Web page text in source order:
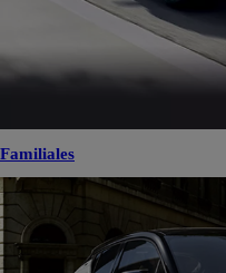
Familiales